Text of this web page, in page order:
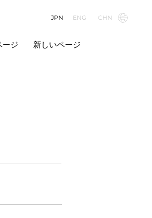
JPN ENG CHN
ージ 新しいページ